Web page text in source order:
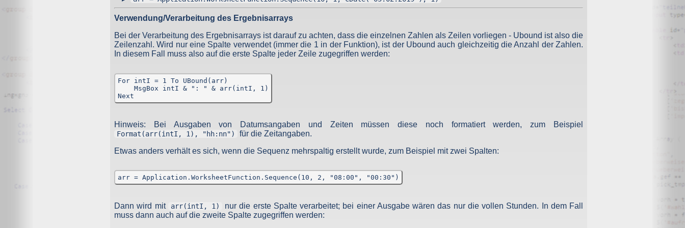
wenn Sie dem Anbieter per Kontaktformular eine Nachricht senden. So müssen Sie bei einem Fehler nicht alles neu ausfüllen.
Außerdem wird ein Cookie verwendet, in dem enthalten ist, dass Sie diese Datenschutzerklärung gesehen haben, damit diese Erklärung, dass dieser Cookie gespeichert wird, nicht bei
jedem Aufruf der Website erscheint.
Gängige Browser bieten die Einstellungsoption, Cookies nicht zuzulassen.
Hinweis: Es ist nicht gewährleistet, dass Sie auf alle Funktionen dieser Website ohne Einschränkungen zugreifen können, wenn Sie entsprechende Einstellungen vornehmen. Wenn Sie
dem Anbieter keine Nachricht senden und damit leben können, dass die Datenschutzerklärung bei jedem Aufruf der Website erscheint, merkt man das Fehlen der Cookies sonst aber
Erfassung und Verarbeitung personenbezogener Daten
Als personenbezogene Daten gelten sämtliche Informationen, welche dazu dienen, Ihre Person zu bestimmen und welche zu Ihnen zurückverfolgt werden können – also beispielsweise
Ihr Name, Ihre E-Mail-Adresse und Telefonnummer.
Für den Besuch der Website sind auch keine Angaben zu Ihrer Person notwendig. Erst wenn Sie eine Kontaktmöglichkeit zum Betreiber wahrnehmen, werden diese erforderlich. Diese
Dieser Dienst wird nicht genutzt.
Verwendung/Verarbeitung des Ergebnisarrays
Bei der Verarbeitung des Ergebnisarrays ist darauf zu achten, dass die einzelnen Zahlen als Zeilen vorliegen - Ubound ist also die
Zeilenzahl. Wird nur eine Spalte verwendet (immer die 1 in der Funktion), ist der Ubound auch gleichzeitig die Anzahl der Zahlen.
In diesem Fall muss also auf die erste Spalte jeder Zeile zugegriffen werden:
For intI = 1 To UBound(arr)
    MsgBox intI & ": " & arr(intI, 1)
Next
Hinweis: Bei Ausgaben von Datumsangaben und Zeiten müssen diese noch formatiert werden, zum Beispiel
Format(arr(intI, 1), "hh:nn")
für die Zeitangaben.
Etwas anders verhält es sich, wenn die Sequenz mehrspaltig erstellt wurde, zum Beispiel mit zwei Spalten:
arr = Application.WorksheetFunction.Sequence(10, 2, "08:00", "00:30")
Dann wird mit arr(intI, 1)
nur die erste Spalte verarbeitet; bei einer Ausgabe wären das nur die vollen Stunden. In dem Fall
muss dann auch auf die zweite Spalte zugegriffen werden: